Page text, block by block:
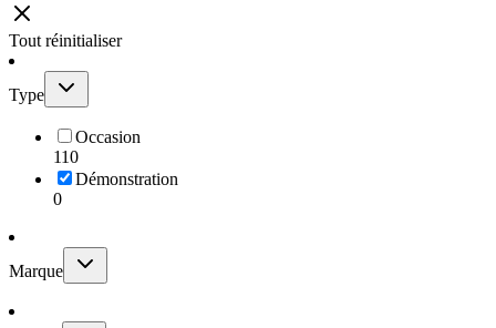
Tout réinitialiser
Type
Occasion
110
Démonstration
0
Marque